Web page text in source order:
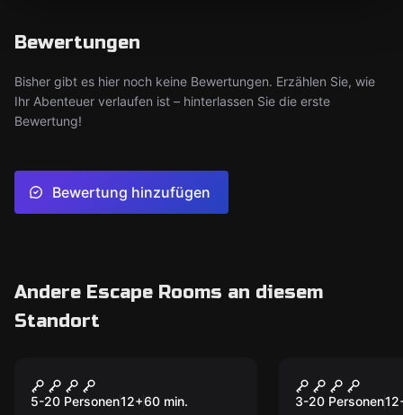
Bewertungen
Bisher gibt es hier noch keine Bewertungen. Erzählen Sie, wie
Ihr Abenteuer verlaufen ist – hinterlassen Sie die erste
Bewertung!
Bewertung hinzufügen
Andere Escape Rooms an diesem
Standort
Mind Arena® @home
hybrid Event
5-20 Personen12+60 min.
Mind
Rätsel
3-20 Personen12